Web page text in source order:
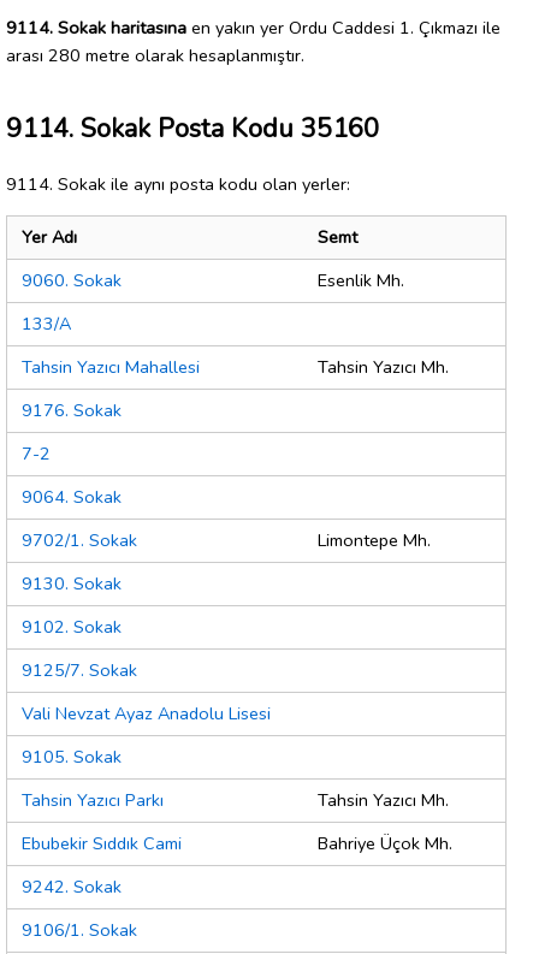
9114. Sokak haritasına en yakın yer Ordu Caddesi 1. Çıkmazı ile
arası 280 metre olarak hesaplanmıştır.
9114. Sokak Posta Kodu 35160
9114. Sokak ile aynı posta kodu olan yerler:
Yer Adı
Semt
9060. Sokak
Esenlik Mh.
133/A
Tahsin Yazıcı Mahallesi
Tahsin Yazıcı Mh.
9176. Sokak
7-2
9064. Sokak
9702/1. Sokak
Limontepe Mh.
9130. Sokak
9102. Sokak
9125/7. Sokak
Vali Nevzat Ayaz Anadolu Lisesi
9105. Sokak
Tahsin Yazıcı Parkı
Tahsin Yazıcı Mh.
Ebubekir Sıddık Cami
Bahriye Üçok Mh.
9242. Sokak
9106/1. Sokak